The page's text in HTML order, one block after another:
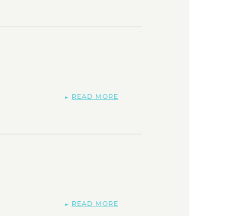
READ MORE
READ MORE